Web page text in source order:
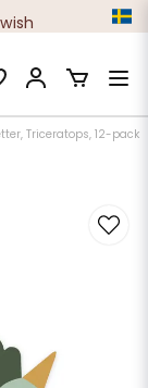
Triceratops, 12-pack